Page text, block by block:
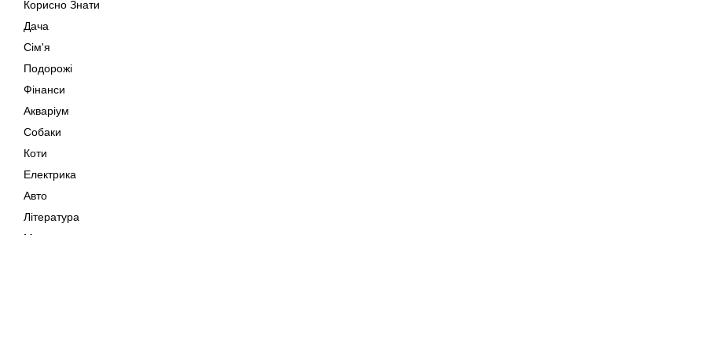
Корисно Знати
Дача
Сім'я
Подорожі
Фінанси
Акваріум
Собаки
Коти
Електрика
Авто
Література
Музика